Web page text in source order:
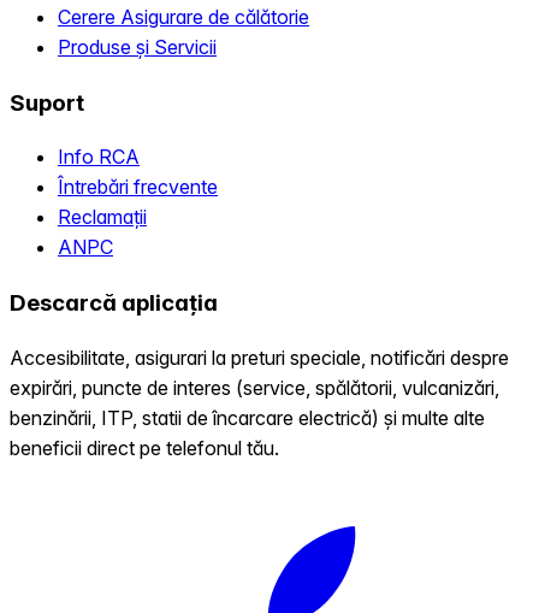
Cerere Asigurare de călătorie
Produse și Servicii
Suport
Info RCA
Întrebări frecvente
Reclamații
ANPC
Descarcă aplicația
Accesibilitate, asigurari la preturi speciale, notificări despre
expirări, puncte de interes (service, spălătorii, vulcanizări,
benzinării, ITP, statii de încarcare electrică) și multe alte
beneficii direct pe telefonul tău.